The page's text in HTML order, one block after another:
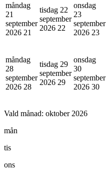
måndag
21
september
2026 21
tisdag 22
september
2026 22
onsdag
23
september
2026 23
måndag
28
september
2026 28
tisdag 29
september
2026 29
onsdag
30
september
2026 30
Vald månad: oktober 2026
mån
tis
ons